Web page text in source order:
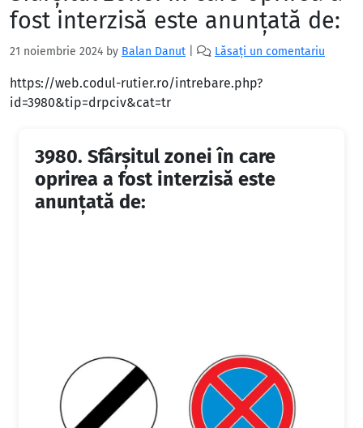
fost interzisă este anunțată de:
21 noiembrie 2024 by Balan Danut Lăsați un comentariu
https://web.codul-rutier.ro/intrebare.php?
id=3980&tip=drpciv&cat=tr
3980. Sfârșitul zonei în care
oprirea a fost interzisă este
anunțată de: